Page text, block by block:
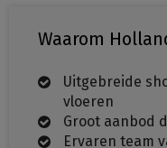
Waarom
Uitgebreide
vloeren
Groot aanbod
Ervaren team